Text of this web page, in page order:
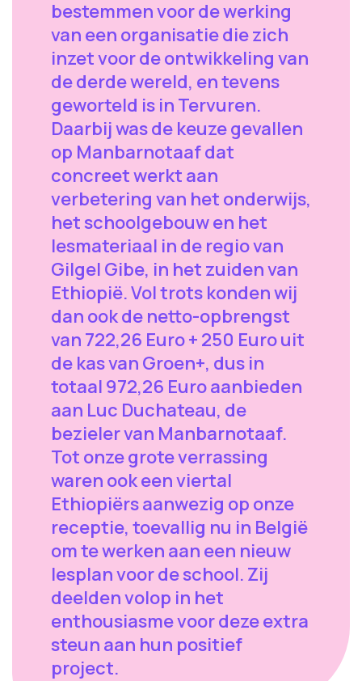
bestemmen voor de werking
van een organisatie die zich
inzet voor de ontwikkeling van
de derde wereld, en tevens
geworteld is in Tervuren.
Daarbij was de keuze gevallen
op Manbarnotaaf dat
concreet werkt aan
verbetering van het onderwijs,
het schoolgebouw en het
lesmateriaal in de regio van
Gilgel Gibe, in het zuiden van
Ethiopië. Vol trots konden wij
dan ook de netto-opbrengst
van 722,26 Euro + 250 Euro uit
de kas van Groen+, dus in
totaal 972,26 Euro aanbieden
aan Luc Duchateau, de
bezieler van Manbarnotaaf.
Tot onze grote verrassing
waren ook een viertal
Ethiopiërs aanwezig op onze
receptie, toevallig nu in België
om te werken aan een nieuw
lesplan voor de school. Zij
deelden volop in het
enthousiasme voor deze extra
steun aan hun positief
project.